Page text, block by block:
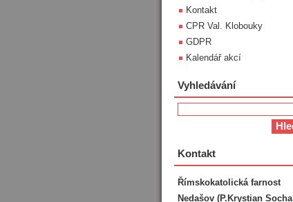
Kontakt
CPR Val. Klobouky
GDPR
Kalendář akcí
Vyhledávání
Kontakt
Římskokatolická farnost
Nedašov (P.Krystian Socha